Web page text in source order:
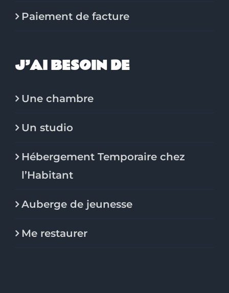
Paiement de facture
J’AI BESOIN DE
Une chambre
Un studio
Hébergement Temporaire chez
l’Habitant
Auberge de jeunesse
Me restaurer